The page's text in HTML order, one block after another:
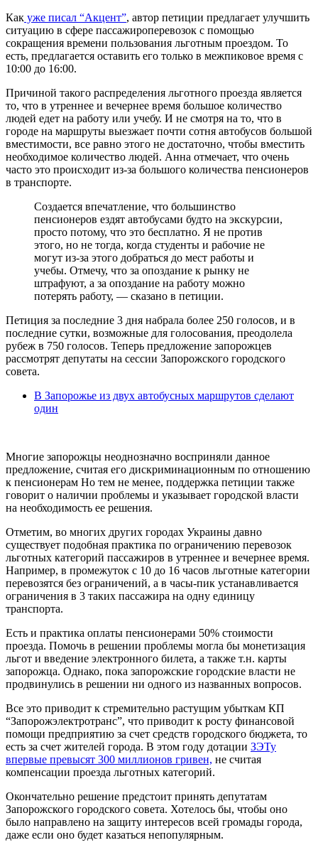
Как уже писал “Акцент”, автор петиции предлагает улучшить
ситуацию в сфере пассажироперевозок с помощью
сокращения времени пользования льготным проездом. То
есть, предлагается оставить его только в межпиковое время с
10:00 до 16:00.
Причиной такого распределения льготного проезда является
то, что в утреннее и вечернее время большое количество
людей едет на работу или учебу. И не смотря на то, что в
городе на маршруты выезжает почти сотня автобусов большой
вместимости, все равно этого не достаточно, чтобы вместить
необходимое количество людей. Анна отмечает, что очень
часто это происходит из-за большого количества пенсионеров
в транспорте.
Создается впечатление, что большинство
пенсионеров ездят автобусами будто на экскурсии,
просто потому, что это бесплатно. Я не против
этого, но не тогда, когда студенты и рабочие не
могут из-за этого добраться до мест работы и
учебы. Отмечу, что за опоздание к рынку не
штрафуют, а за опоздание на работу можно
потерять работу, — сказано в петиции.
Петиция за последние 3 дня набрала более 250 голосов, и в
последние сутки, возможные для голосования, преодолела
рубеж в 750 голосов. Теперь предложение запорожцев
рассмотрят депутаты на сессии Запорожского городского
совета.
В Запорожье из двух автобусных маршрутов сделают
один
Многие запорожцы неоднозначно восприняли данное
предложение, считая его дискриминационным по отношению
к пенсионерам Но тем не менее, поддержка петиции также
говорит о наличии проблемы и указывает городской власти
на необходимость ее решения.
Отметим, во многих других городах Украины давно
существует подобная практика по ограничению перевозок
льготных категорий пассажиров в утреннее и вечернее время.
Например, в промежуток с 10 до 16 часов льготные категории
перевозятся без ограничений, а в часы-пик устанавливается
ограничения в 3 таких пассажира на одну единицу
транспорта.
Есть и практика оплаты пенсионерами 50% стоимости
проезда. Помочь в решении проблемы могла бы монетизация
льгот и введение электронного билета, а также т.н. карты
запорожца. Однако, пока запорожские городские власти не
продвинулись в решении ни одного из названных вопросов.
Все это приводит к стремительно растущим убыткам КП
“Запорожэлектротранс”, что приводит к росту финансовой
помощи предприятию за счет средств городского бюджета, то
есть за счет жителей города. В этом году дотации ЗЭТу
впервые превысят 300 миллионов гривен, не считая
компенсации проезда льготных категорий.
Окончательно решение предстоит принять депутатам
Запорожского городского совета. Хотелось бы, чтобы оно
было направлено на защиту интересов всей громады города,
даже если оно будет казаться непопулярным.